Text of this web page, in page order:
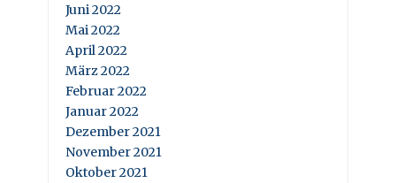
Juni 2022
Mai 2022
April 2022
März 2022
Februar 2022
Januar 2022
Dezember 2021
November 2021
Oktober 2021